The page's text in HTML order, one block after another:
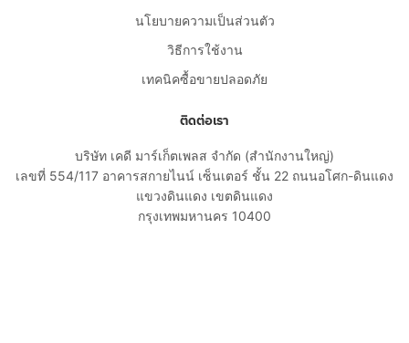
นโยบายความเป็นส่วนตัว
วิธีการใช้งาน
เทคนิคซื้อขายปลอดภัย
ติดต่อเรา
บริษัท เคดี มาร์เก็ตเพลส จำกัด (สำนักงานใหญ่)
เลขที่ 554/117 อาคารสกายไนน์ เซ็นเตอร์ ชั้น 22 ถนนอโศก-ดินแดง
แขวงดินแดง เขตดินแดง
กรุงเทพมหานคร 10400